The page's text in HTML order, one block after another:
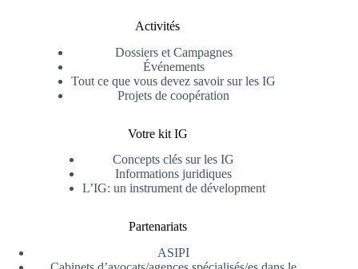
Activités
Dossiers et Campagnes
Événements
Tout ce que vous devez savoir sur les IG
Projets de coopération
Votre kit IG
Concepts clés sur les IG
Informations juridiques
L’IG: un instrument de dévelopment
Partenariats
ASIPI